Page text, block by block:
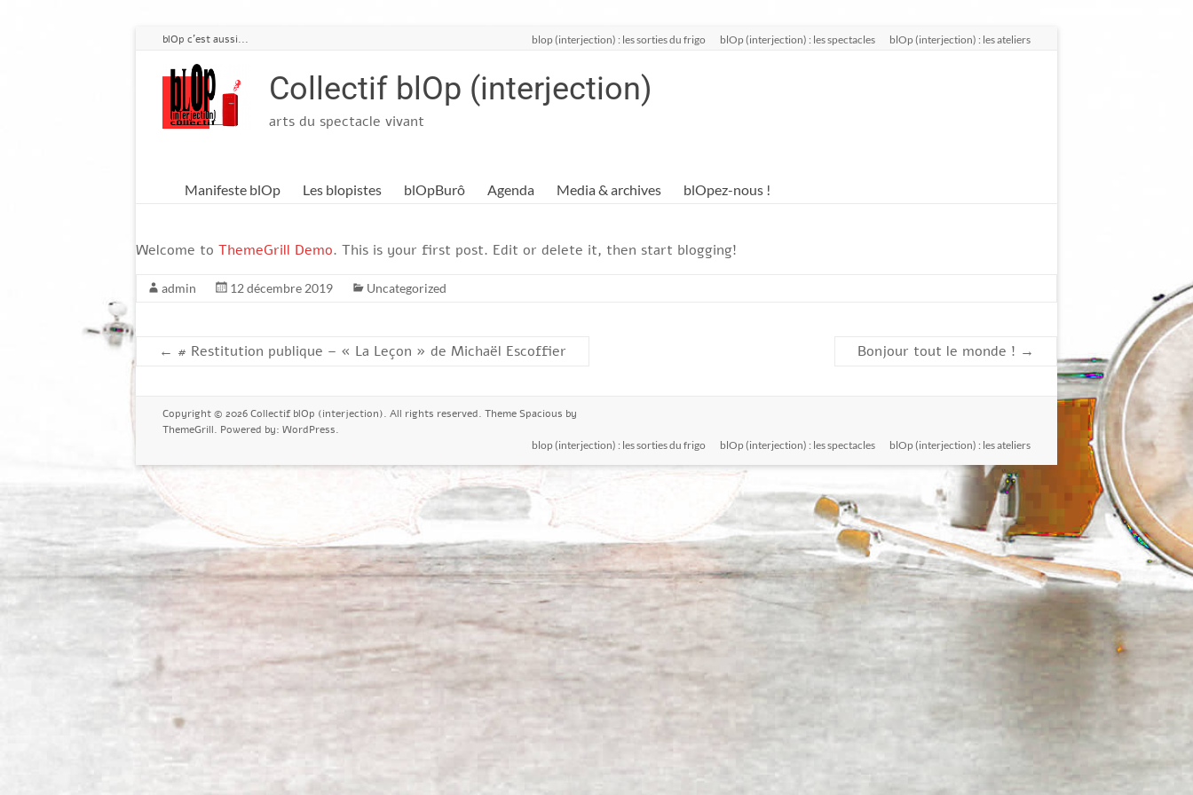
Aller
contenu
blOp c'est aussi... blop (interjection) : les sorties du frigo blOp (interjection) : les spectacles blOp (interjection) : les ateliers
Collectif blOp (interjection)
arts du spectacle vivant
Manifeste blOp Les blopistes blOpBurô Agenda Media & archives blOpez-nous !
Welcome to ThemeGrill Demo. This is your first post. Edit or delete it, then start blogging!
admin 12 décembre 2019 Uncategorized
← # Restitution publique – « La Leçon » de Michaël Escoffier Bonjour tout le monde ! →
Copyright © 2026Collectif blOp (interjection). All rights reserved. ThemeSpacious by
ThemeGrill. Powered by: WordPress.
blop (interjection) : les sorties du frigo blOp (interjection) : les spectacles blOp (interjection) : les ateliers